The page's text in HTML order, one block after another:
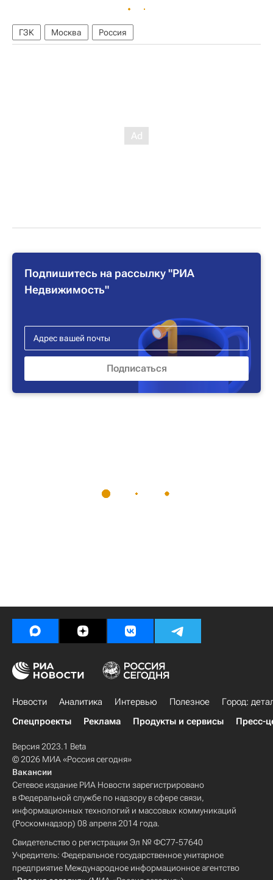
ГЗК Москва Россия
Подпишитесь на рассылку "РИА
Недвижимость"
Новости Аналитика Интервью Полезное
Город:
Спецпроекты
Реклама Продукты и сервисы Пресс-
Версия 2023.1 Beta
© 2026 МИА «Россия сегодня»
Вакансии
Сетевое издание РИА Новости зарегистрировано
в Федеральной службе по надзору в сфере связи,
информационных технологий и массовых коммуникаций
(Роскомнадзор) 08 апреля 2014 года.
Свидетельство о регистрации Эл № ФС77-57640
Учредитель: Федеральное государственное унитарное
предприятие Международное информационное агентство